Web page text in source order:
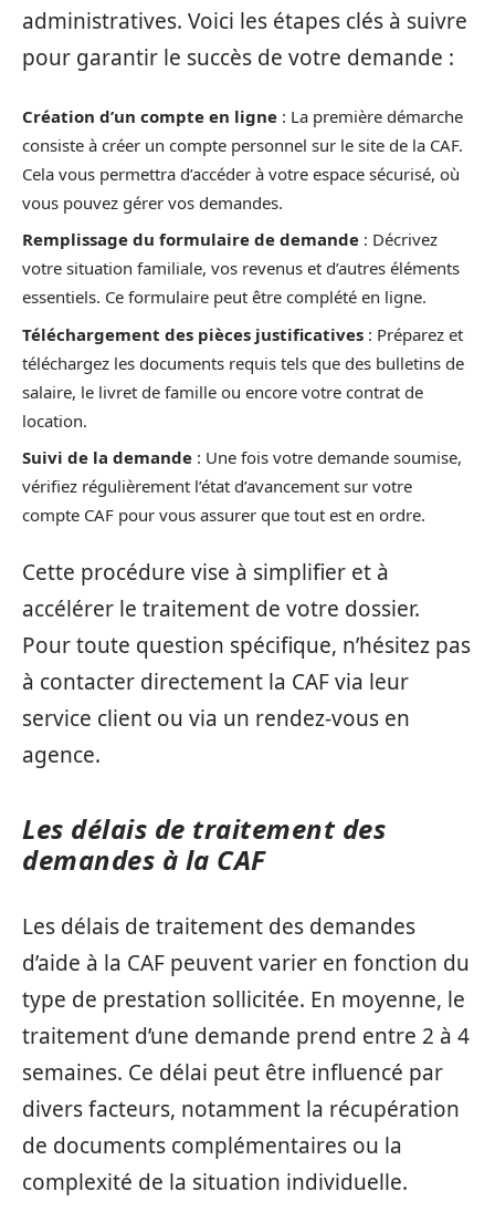
administratives. Voici les étapes clés à suivre
pour garantir le succès de votre demande :
Création d’un compte en ligne : La première démarche
consiste à créer un compte personnel sur le site de la CAF.
Cela vous permettra d’accéder à votre espace sécurisé, où
vous pouvez gérer vos demandes.
Remplissage du formulaire de demande : Décrivez
votre situation familiale, vos revenus et d’autres éléments
essentiels. Ce formulaire peut être complété en ligne.
Téléchargement des pièces justificatives : Préparez et
téléchargez les documents requis tels que des bulletins de
salaire, le livret de famille ou encore votre contrat de
location.
Suivi de la demande : Une fois votre demande soumise,
vérifiez régulièrement l’état d’avancement sur votre
compte CAF pour vous assurer que tout est en ordre.
Cette procédure vise à simplifier et à
accélérer le traitement de votre dossier.
Pour toute question spécifique, n’hésitez pas
à contacter directement la CAF via leur
service client ou via un rendez-vous en
agence.
Les délais de traitement des
demandes à la CAF
Les délais de traitement des demandes
d’aide à la CAF peuvent varier en fonction du
type de prestation sollicitée. En moyenne, le
traitement d’une demande prend entre 2 à 4
semaines. Ce délai peut être influencé par
divers facteurs, notamment la récupération
de documents complémentaires ou la
complexité de la situation individuelle.